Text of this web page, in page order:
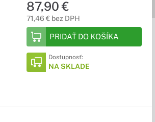
87,90 €
71,46 € bez DPH
PRIDAŤ DO KOŠÍKA
Dostupnosť:
NA SKLADE